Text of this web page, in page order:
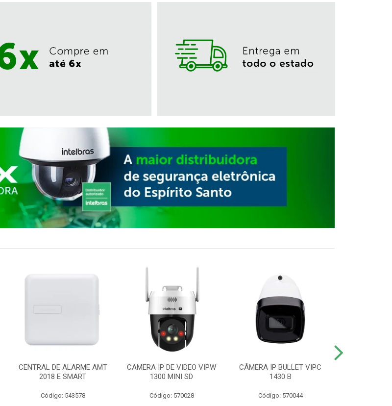
CENTRAL DE ALARME AMT
2018 E SMART
Código: 543578
CAMERA IP DE VIDEO VIPW
1300 MINI SD
Código: 570028
CÂMERA IP BULLET VIPC
1430 B
Código: 570044